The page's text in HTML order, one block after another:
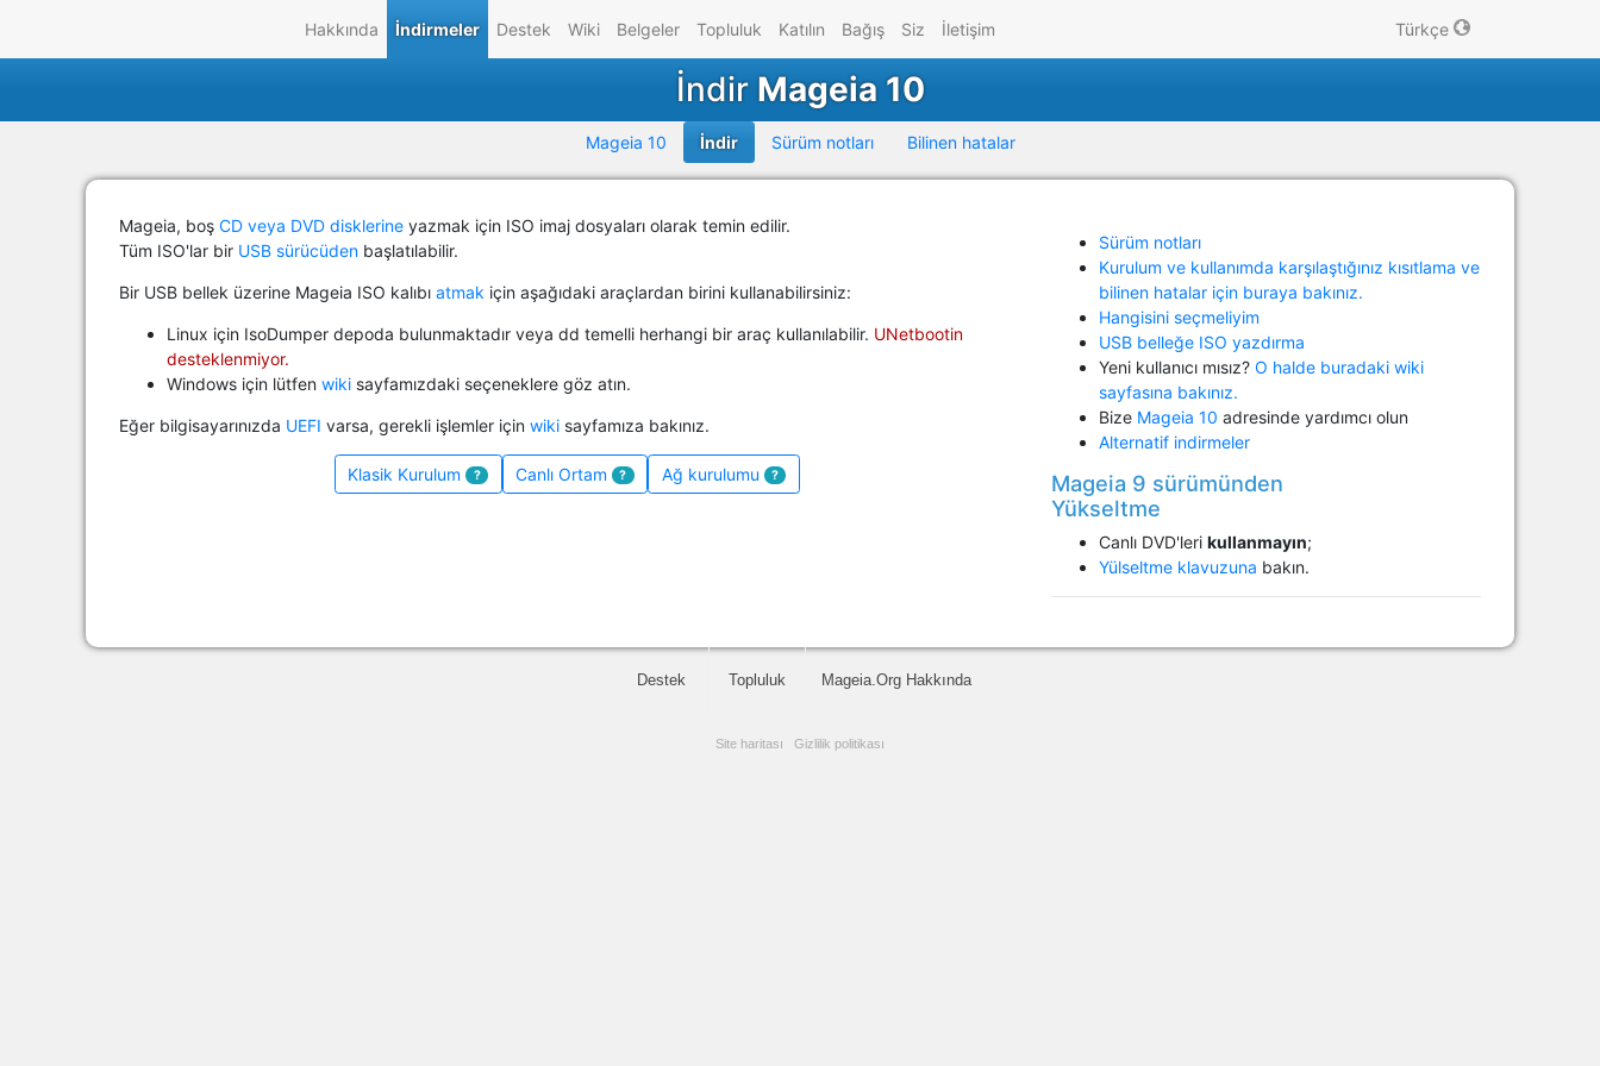
Hakkında İndirmeler Destek Wiki Belgeler Topluluk Katılın Bağış Siz İletişim Türkçe
İndir Mageia 10
Mageia 10 İndir Sürüm notları Bilinen hatalar
Mageia, boş CD veya DVD disklerine yazmak için ISO imaj dosyaları olarak temin edilir.
Tüm ISO'lar bir USB sürücüden başlatılabilir.
Bir USB bellek üzerine Mageia ISO kalıbı atmak için aşağıdaki araçlardan birini kullanabilirsiniz:
Linux için IsoDumper depoda bulunmaktadır veya dd temelli herhangi bir araç kullanılabilir. UNetbootin
desteklenmiyor.
Windows için lütfen wiki sayfamızdaki seçeneklere göz atın.
Eğer bilgisayarınızda UEFI varsa, gerekli işlemler için wiki sayfamıza bakınız.
Klasik Kurulum ? Canlı Ortam ? Ağ kurulumu ?
Sürüm notları
Kurulum ve kullanımda karşılaştığınız kısıtlama ve
bilinen hatalar için buraya bakınız.
Hangisini seçmeliyim
USB belleğe ISO yazdırma
Yeni kullanıcı mısız? O halde buradaki wiki
sayfasına bakınız.
Bize Mageia 10 adresinde yardımcı olun
Alternatif indirmeler
Mageia 9 sürümünden
Yükseltme
Canlı DVD'leri kullanmayın;
Yülseltme klavuzuna bakın.
Destek Topluluk Mageia.Org Hakkında
Site haritası Gizlilik politikası